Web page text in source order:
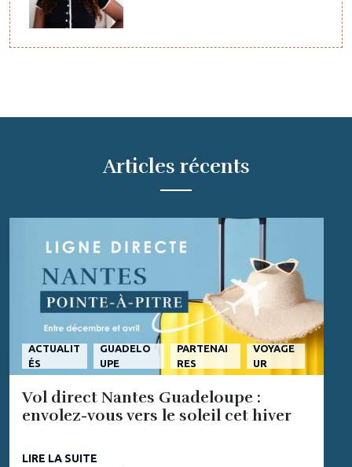
Articles récents
ACTUALIT
ÉS
GUADELO
UPE
PARTENAI
RES
VOYAGE
UR
Vol direct Nantes Guadeloupe :
envolez-vous vers le soleil cet hiver
LIRE LA SUITE